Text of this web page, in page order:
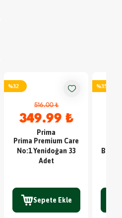
%32
516.00 ₺
349.99 ₺
Prima
Prima Premium Care
No:1 Yenidoğan 33
Adet
Sepete Ekle
%35